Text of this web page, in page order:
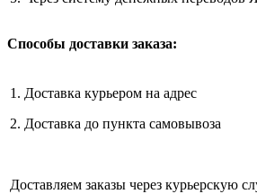
Способы доставки заказа:
1. Доставка курьером на адрес
2. Доставка до пункта самовывоза
Доставляем заказы через